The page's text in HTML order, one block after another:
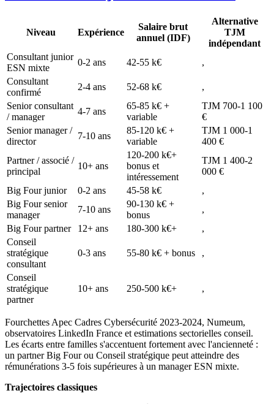
Niveau Expérience
Salaire brut
annuel (IDF)
Alternative
TJM
indépendant
Consultant junior
ESN mixte
0-2 ans 42-55 k€
,
Consultant
confirmé
2-4 ans 52-68 k€
,
Senior consultant
/ manager
4-7 ans
65-85 k€ +
variable
TJM 700-1 100
€
Senior manager /
director
7-10 ans
85-120 k€ +
variable
TJM 1 000-1
400 €
Partner / associé /
principal
10+ ans
120-200 k€+
bonus et
intéressement
TJM 1 400-2
000 €
Big Four junior
0-2 ans 45-58 k€
,
Big Four senior
manager
7-10 ans
90-130 k€ +
bonus
,
Big Four partner
12+ ans 180-300 k€+
,
Conseil
stratégique
consultant
0-3 ans 55-80 k€ + bonus ,
Conseil
stratégique
partner
10+ ans 250-500 k€+ ,
Fourchettes Apec Cadres Cybersécurité 2023-2024, Numeum,
observatoires LinkedIn France et estimations sectorielles conseil.
Les écarts entre familles s'accentuent fortement avec l'ancienneté :
un partner Big Four ou Conseil stratégique peut atteindre des
rémunérations 3-5 fois supérieures à un manager ESN mixte.
Trajectoires classiques